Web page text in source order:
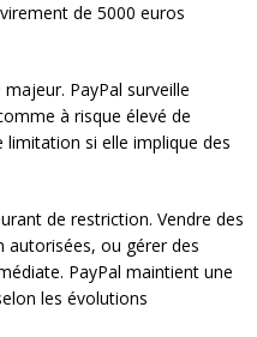
de 5000 euros
PayPal surveille
à risque élevé de
si elle implique des
de restriction. Vendre des
autorisées, ou gérer des
PayPal maintient une
les évolutions